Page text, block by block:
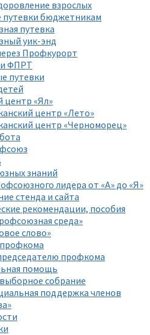
взрослых
путевки бюджетникам
путевка
уик-энд
Профкурорт
ФПРТ
путевки
центр «Ял»
центр «Лето»
центр «Черноморец»
знаний
лидера от «А» до «Я»
стенда и сайта
рекомендации, пособия
среда»
слово»
профкома
помощь
собрание
поддержка членов